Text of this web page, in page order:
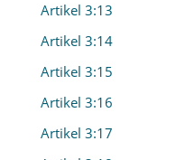
Artikel 3:13
Artikel 3:14
Artikel 3:15
Artikel 3:16
Artikel 3:17